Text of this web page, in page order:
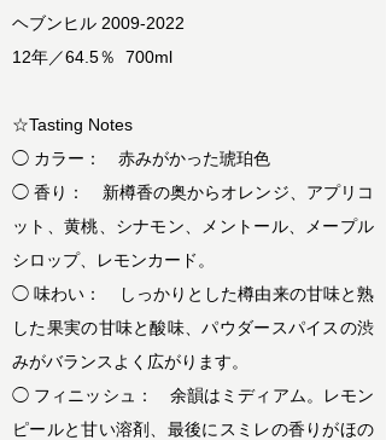
ヘブンヒル 2009-2022
12年／64.5％ 700ml
☆Tasting Notes
◯ カラー： 赤みがかった琥珀色
◯ 香り： 新樽香の奥からオレンジ、アプリコ
ット、黄桃、シナモン、メントール、メープル
シロップ、レモンカード。
◯ 味わい： しっかりとした樽由来の甘味と熟
した果実の甘味と酸味、パウダースパイスの渋
みがバランスよく広がります。
◯ フィニッシュ： 余韻はミディアム。レモン
ピールと甘い溶剤、最後にスミレの香りがほの